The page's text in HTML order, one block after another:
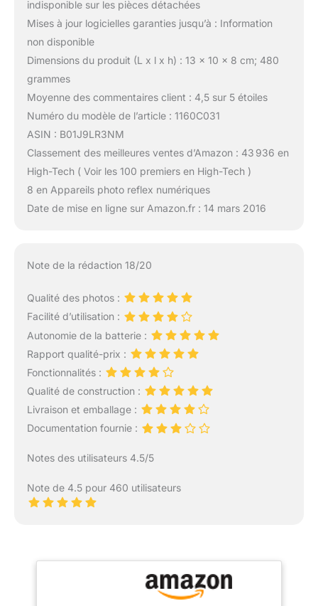
indisponible sur les pièces détachées
Mises à jour logicielles garanties jusqu’à : Information
non disponible
Dimensions du produit (L x l x h) : 13 x 10 x 8 cm; 480
grammes
Moyenne des commentaires client : 4,5 sur 5 étoiles
Numéro du modèle de l’article : 1160C031
ASIN : B01J9LR3NM
Classement des meilleures ventes d’Amazon : 43 936 en
High-Tech ( Voir les 100 premiers en High-Tech )
8 en Appareils photo reflex numériques
Date de mise en ligne sur Amazon.fr : 14 mars 2016
Note de la rédaction 18/20
Qualité des photos :
Facilité d’utilisation :
Autonomie de la batterie :
Rapport qualité-prix :
Fonctionnalités :
Qualité de construction :
Livraison et emballage :
Documentation fournie :
Notes des utilisateurs 4.5/5
Note de 4.5 pour 460 utilisateurs